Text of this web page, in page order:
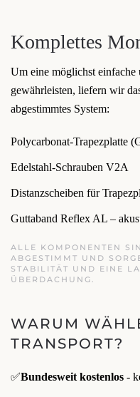
Komplettes
Um eine möglichst einfache
gewährleisten, liefern wir
abgestimmtes System:
Polycarbonat-Trapezplatte
Edelstahl-Schrauben V2A
Distanzscheiben für
Guttaband Reflex AL –
ALLE KOMPONENTEN
ABGESTIMMT UND
STABILITÄT UND EINE
ÜBERDACHUNG.
WARUM
TRANSPORT?
✅Bundesweit kostenlos -